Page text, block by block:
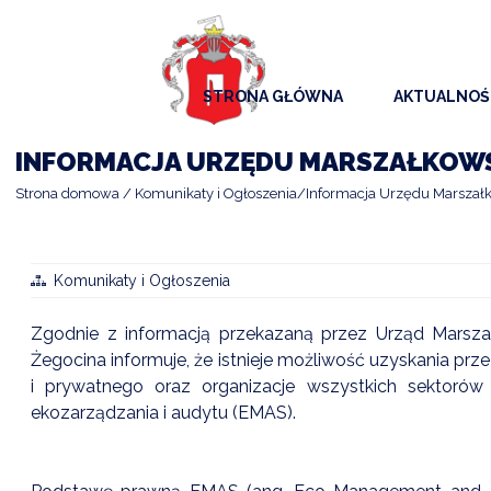
STRONA GŁÓWNA
INFORMACJA URZĘDU
Strona domowa Komunikaty i Ogłoszenia Informacja Urzędu
Komunikaty i Ogłoszenia
Zgodnie z informacją przekazaną przez Urząd
Żegocina informuje, że istnieje możliwość uzyskania
i prywatnego oraz organizacje wszystkich
ekozarządzania i audytu (EMAS).